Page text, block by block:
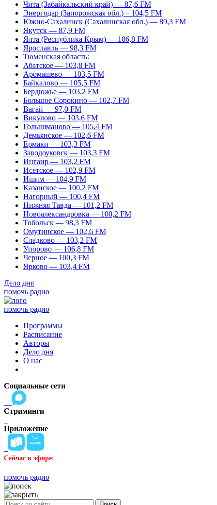
Чита (Забайкальский край) — 87,6 FM
Энергодар (Запорожская обл.) – 104,5 FM
Южно-Сахалинск (Сахалинская обл.) — 89,3 FM
Якутск — 87,9 FM
Ялта (Республика Крым) — 106,8 FM
Ярославль — 98,3 FM
Тюменская область:
Абатское — 103,8 FM
Аромашево — 103,5 FM
Байкалово — 105,5 FM
Бердюжье — 103,2 FM
Большое Сорокино — 102,7 FM
Вагай — 97,0 FM
Викулово — 103,6 FM
Голышманово — 105,4 FM
Демьянское — 102,6 FM
Ермаки — 103,3 FM
Заводоуковск — 103,3 FM
Ингаир — 103,2 FM
Исетское — 102,9 FM
Ишим — 104,9 FM
Казанское — 100,2 FM
Нагорный — 100,4 FM
Нижняя Тавда — 101,2 FM
Новоалександровка — 100,2 FM
Тобольск — 98,3 FM
Омутинское — 102,6 FM
Сладково — 103,2 FM
Упорово — 106,8 FM
Черное — 100,3 FM
Ярково — 103,4 FM
Дело дня
помочь радио
помочь радио
Программы
Расписание
Авторы
Дело дня
О нас
Социальные сети
Стриминги
Приложение
Сейчас в эфире:
помочь радио